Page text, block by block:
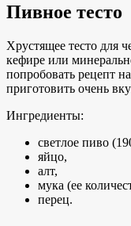
Пивное тесто
Хрустящее тесто для
кефире или
попробовать рецепт
приготовить очень
Ингредиенты:
светлое пиво
яйцо,
алт,
мука (ее
перец.